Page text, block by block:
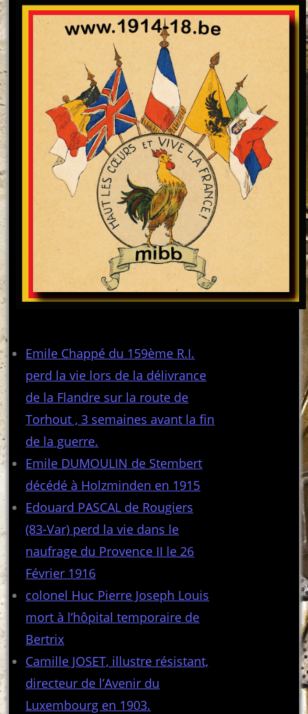
Emile Chappé du 159ème R.I.
perd la vie lors de la délivrance
de la Flandre sur la route de
Torhout , 3 semaines avant la fin
de la guerre.
Emile DUMOULIN de Stembert
décédé à Holzminden en 1915
Edouard PASCAL de Rougiers
(83-Var) perd la vie dans le
naufrage du Provence II le 26
Février 1916
colonel Huc Pierre Joseph Louis
mort à l’hôpital temporaire de
Bertrix
Camille JOSET, illustre résistant,
directeur de l’Avenir du
Luxembourg en 1903.